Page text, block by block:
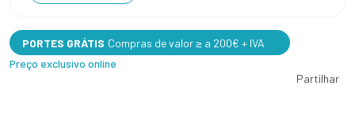
PORTES GRÁTIS Compras de valor ≥ a 200€ + IVA
Preço exclusivo online
Partilhar